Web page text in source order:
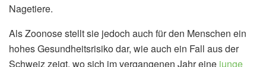
Nagetiere.
Als Zoonose stellt sie jedoch auch für den Menschen ein
hohes Gesundheitsrisiko dar, wie auch ein Fall aus der
Schweiz zeigt, wo sich im vergangenen Jahr eine junge